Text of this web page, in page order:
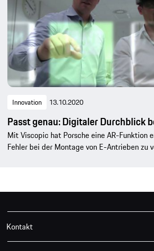
Innovation 13.10.2020
Passt genau: Digitaler Durchblick
Mit Viscopic hat Porsche eine AR-Funktion
Fehler bei der Montage von E-Antrieben zu
Kontakt